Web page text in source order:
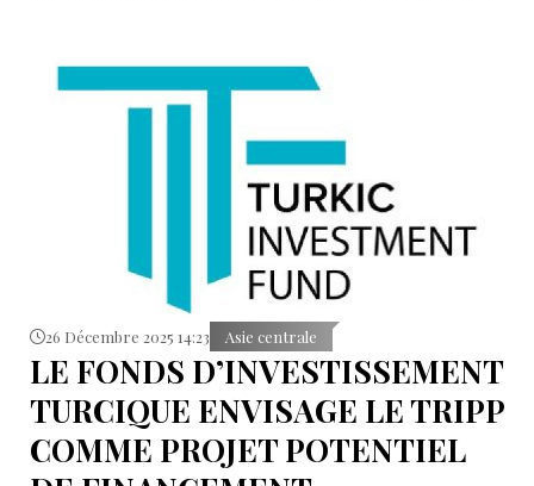
projets d’irrigation sont actuellement prévus - ou
encore de tourisme. Nous relierons cette région. Je
tiens à répéter que nous l’aurions fait de toute façon,
mais il est bon que cela se fasse par des moyens
26 Décembre 2025 14:23 Asie centrale
LE FONDS D’INVESTISSEMENT
TURCIQUE ENVISAGE LE TRIPP
COMME PROJET POTENTIEL